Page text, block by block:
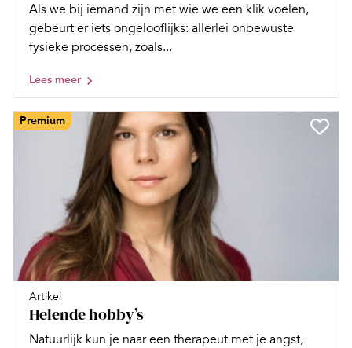
Als we bij iemand zijn met wie we een klik voelen,
gebeurt er iets ongelooflijks: allerlei onbewuste
fysieke processen, zoals...
Lees meer
Premium
Artikel
Helende hobby’s
Natuurlijk kun je naar een therapeut met je angst,